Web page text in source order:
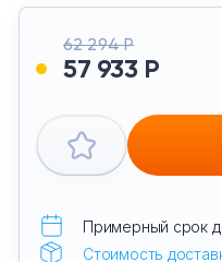
62 294 Р
57 933 Р
Примерный срок
Стоимость